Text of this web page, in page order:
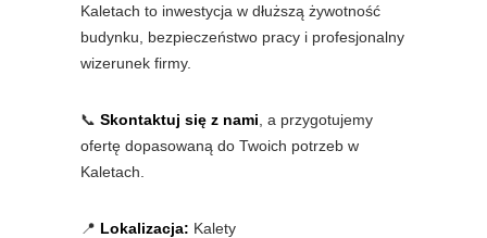
Kaletach to inwestycja w dłuższą żywotność
budynku, bezpieczeństwo pracy i profesjonalny
wizerunek firmy.
📞 Skontaktuj się z nami , a przygotujemy
ofertę dopasowaną do Twoich potrzeb w
Kaletach.
📍 Lokalizacja: Kalety